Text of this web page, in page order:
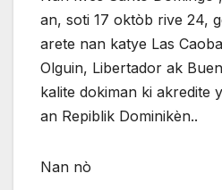
an, soti 17 oktòb rive 24,
arete nan katye Las
Olguin, Libertador ak
kalite dokiman ki akredite
an Repiblik Dominikèn..
Nan nò